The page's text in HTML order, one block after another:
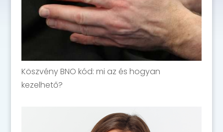
Köszvény BNO kód: mi az és hogyan
kezelhető?